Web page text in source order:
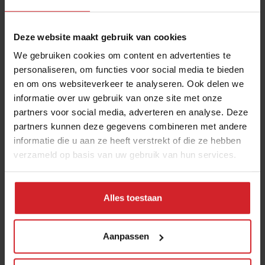
Deze website maakt gebruik van cookies
We gebruiken cookies om content en advertenties te
personaliseren, om functies voor social media te bieden
en om ons websiteverkeer te analyseren. Ook delen we
informatie over uw gebruik van onze site met onze
partners voor social media, adverteren en analyse. Deze
partners kunnen deze gegevens combineren met andere
informatie die u aan ze heeft verstrekt of die ze hebben
verzameld op basis van uw gebruik van hun services.
Alles toestaan
Aanpassen
Alexandre Gauthier, La Grenouillere, Montreuil/Mer -
Ana Ros, Hisa Franko, Kobarid - Sovenië
Davide Scabin, Combal Zero, Rivoli - Italië
Fulvio Pierangelini, Hotel de Russie, Rome - Italië
Riccardo Camanini, Lido 84, Gardone Riviera - Italië
Massimo Bottura, La Francescana, Modena - Italië
Massilmillano Alajmo, La Calandre, Venezië - Italië
Andoni Luis Aduriz, Mugaritz, San Sebastian - Spanje
Rodolfo Guzman, Borago, Santiago - Chili